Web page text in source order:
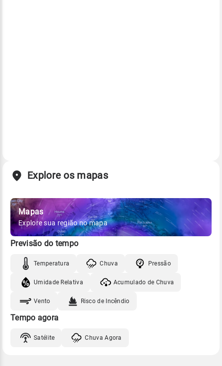
Explore os mapas
Mapas
Explore sua região no mapa
Previsão do tempo
Temperatura Chuva Pressão
Umidade Relativa Acumulado de Chuva
Vento Risco de Incêndio
Tempo agora
Satélite Chuva Agora